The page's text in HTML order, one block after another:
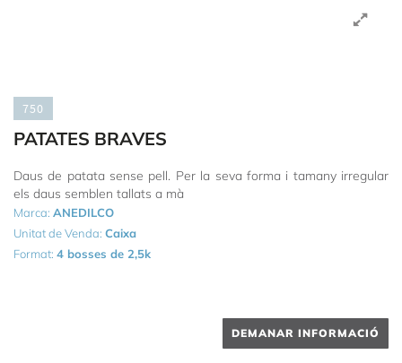
750
PATATES BRAVES
Daus de patata sense pell. Per la seva forma i tamany irregular
els daus semblen tallats a mà
Marca: ANEDILCO
Unitat de Venda: Caixa
Format: 4 bosses de 2,5k
DEMANAR INFORMACIÓ